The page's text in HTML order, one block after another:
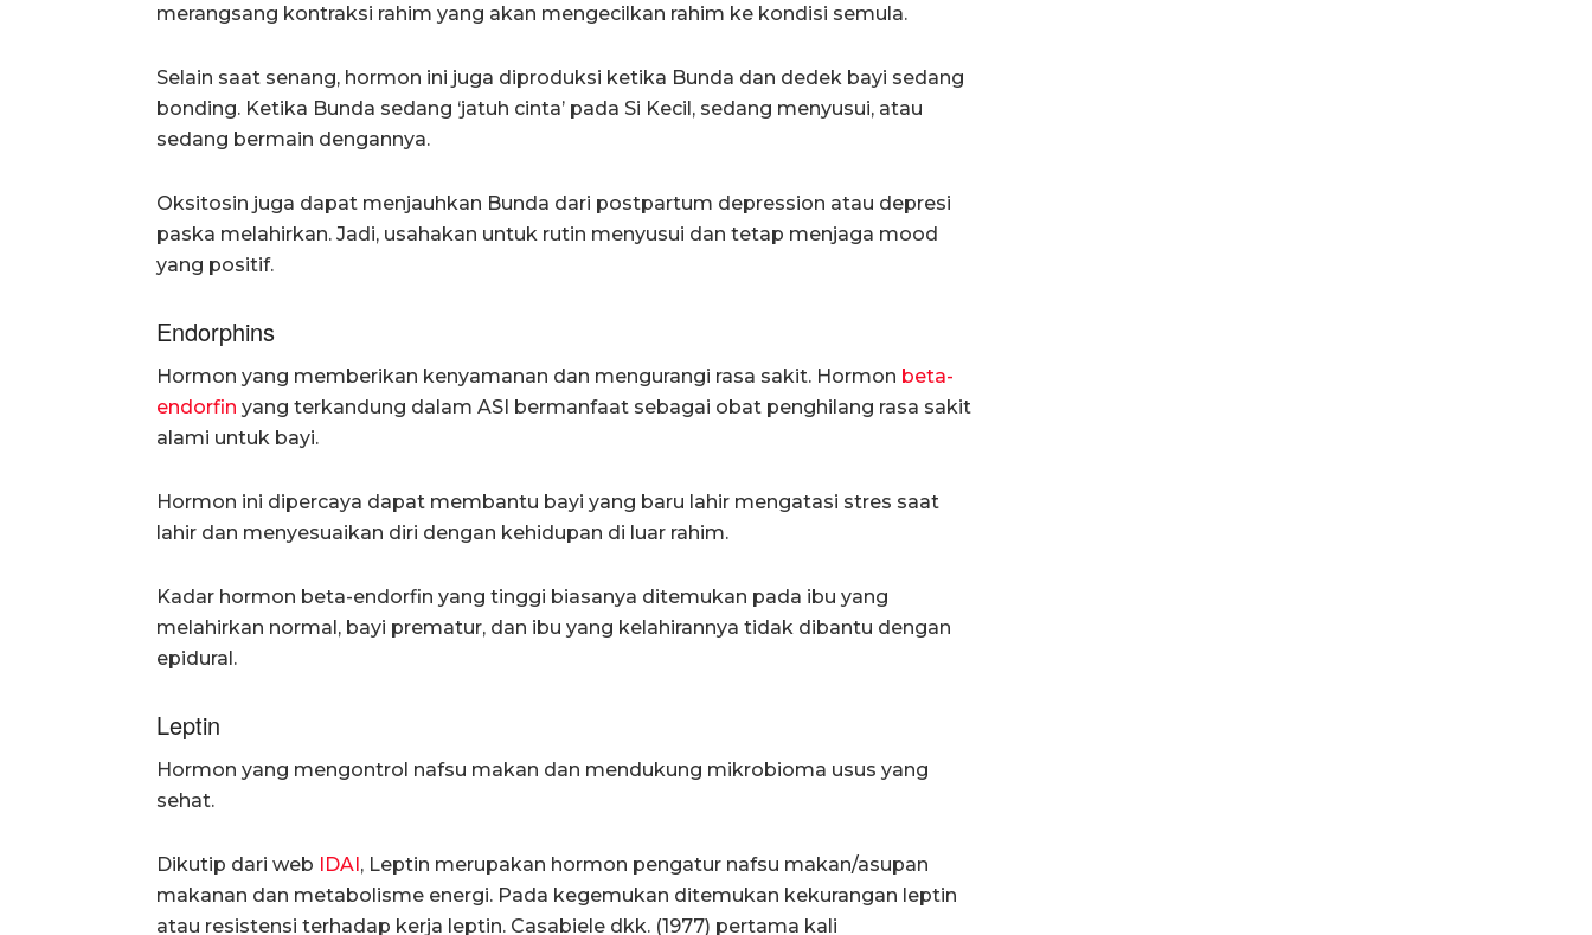
merangsang kontraksi rahim yang akan mengecilkan rahim ke kondisi semula.
Selain saat senang, hormon ini juga diproduksi ketika Bunda dan dedek bayi sedang
bonding. Ketika Bunda sedang ‘jatuh cinta’ pada Si Kecil, sedang menyusui, atau
sedang bermain dengannya.
Oksitosin juga dapat menjauhkan Bunda dari postpartum depression atau depresi
paska melahirkan. Jadi, usahakan untuk rutin menyusui dan tetap menjaga mood
yang positif.
Endorphins
Hormon yang memberikan kenyamanan dan mengurangi rasa sakit. Hormon beta-
endorfin yang terkandung dalam ASI bermanfaat sebagai obat penghilang rasa sakit
alami untuk bayi.
Hormon ini dipercaya dapat membantu bayi yang baru lahir mengatasi stres saat
lahir dan menyesuaikan diri dengan kehidupan di luar rahim.
Kadar hormon beta-endorfin yang tinggi biasanya ditemukan pada ibu yang
melahirkan normal, bayi prematur, dan ibu yang kelahirannya tidak dibantu dengan
epidural.
Leptin
Hormon yang mengontrol nafsu makan dan mendukung mikrobioma usus yang
sehat.
Dikutip dari web IDAI, Leptin merupakan hormon pengatur nafsu makan/asupan
makanan dan metabolisme energi. Pada kegemukan ditemukan kekurangan leptin
atau resistensi terhadap kerja leptin. Casabiele dkk. (1977) pertama kali